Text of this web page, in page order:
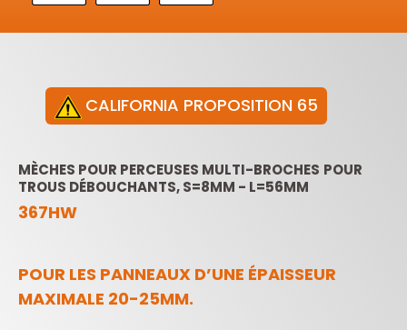
CALIFORNIA PROPOSITION 65
MÈCHES POUR PERCEUSES MULTI-BROCHES POUR
TROUS DÉBOUCHANTS, S=8MM - L=56MM
367HW
POUR LES PANNEAUX D’UNE ÉPAISSEUR
MAXIMALE 20-25MM.